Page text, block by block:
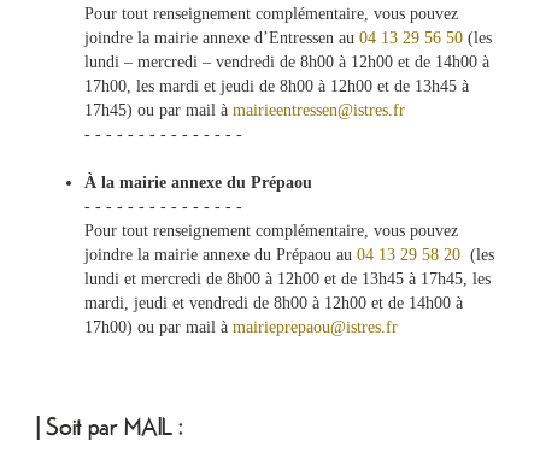
Pour tout renseignement complémentaire, vous pouvez
joindre la mairie annexe d’Entressen au 04 13 29 56 50 (les
lundi – mercredi – vendredi de 8h00 à 12h00 et de 14h00 à
17h00, les mardi et jeudi de 8h00 à 12h00 et de 13h45 à
17h45) ou par mail à mairieentressen@istres.fr
- - - - - - - - - - - - - - -
À la mairie annexe du Prépaou
- - - - - - - - - - - - - - -
Pour tout renseignement complémentaire, vous pouvez
joindre la mairie annexe du Prépaou au 04 13 29 58 20 (les
lundi et mercredi de 8h00 à 12h00 et de 13h45 à 17h45, les
mardi, jeudi et vendredi de 8h00 à 12h00 et de 14h00 à
17h00) ou par mail à mairieprepaou@istres.fr
| Soit par MAIL :